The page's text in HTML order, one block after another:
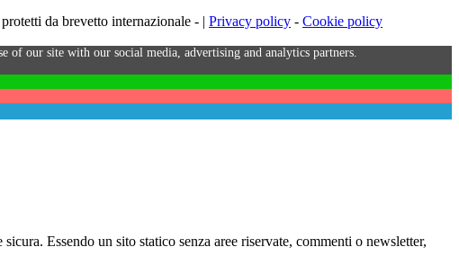
da brevetto internazionale - | Privacy policy - Cookie policy
of our site with our social media, advertising and analytics partners.
Essendo un sito statico senza aree riservate, commenti o newsletter,